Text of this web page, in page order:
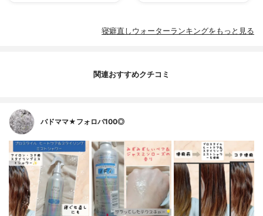
寝癖直しウォーターランキングをもっと見る
関連おすすめクチコミ
バドママ★フォロバ100◎